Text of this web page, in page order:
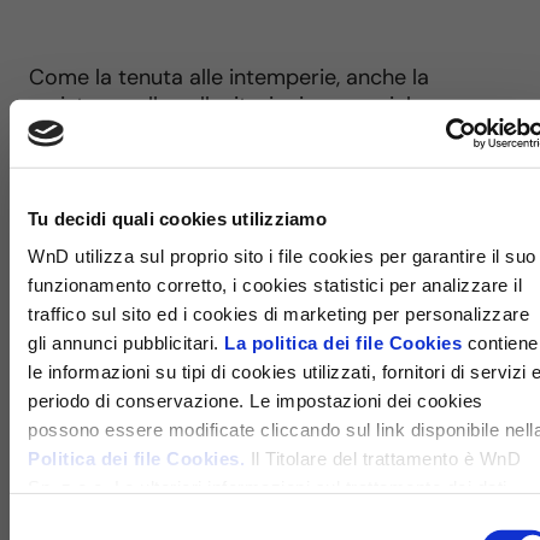
Tu decidi quali cookies utilizziamo
WnD utilizza sul proprio sito i file cookies per garantire il suo
funzionamento corretto, i cookies statistici per analizzare il
traffico sul sito ed i cookies di marketing per personalizzare
gli annunci pubblicitari. La politica dei file Cookies contiene
le informazioni su tipi di cookies utilizzati, fornitori di servizi
periodo di conservazione. Le impostazioni dei cookies
possono essere modificate cliccando sul link disponibile
Politica dei file Cookies. Il Titolare del trattamento è WnD
Come la tenuta alle intemperie, anche la
resistenza alle sollecitazioni meccaniche non
dovute agli agenti atmosferici (quindi,
tentativi
abitazione.
Dal punto di vista dell’esposizione al pericolo è
forse la funzione più importante svolta da porte
e finestre e, per questo motivo,i migliori
produttori di serramenti permettono di
equipaggiare le finestre con speciali
dotazioni per la sicurezzacome cerniere
antiscasso, maniglie di sicurezza e vetri
stratificati.